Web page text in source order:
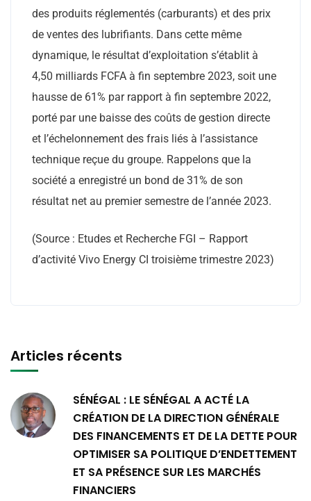
des produits réglementés (carburants) et des prix
de ventes des lubrifiants. Dans cette même
dynamique, le résultat d’exploitation s’établit à
4,50 milliards FCFA à fin septembre 2023, soit une
hausse de 61% par rapport à fin septembre 2022,
porté par une baisse des coûts de gestion directe
et l’échelonnement des frais liés à l’assistance
technique reçue du groupe. Rappelons que la
société a enregistré un bond de 31% de son
résultat net au premier semestre de l’année 2023.
(Source : Etudes et Recherche FGI – Rapport
d’activité Vivo Energy CI troisième trimestre 2023)
Articles récents
SÉNÉGAL : LE SÉNÉGAL A ACTÉ LA
CRÉATION DE LA DIRECTION GÉNÉRALE
DES FINANCEMENTS ET DE LA DETTE POUR
OPTIMISER SA POLITIQUE D’ENDETTEMENT
ET SA PRÉSENCE SUR LES MARCHÉS
FINANCIERS